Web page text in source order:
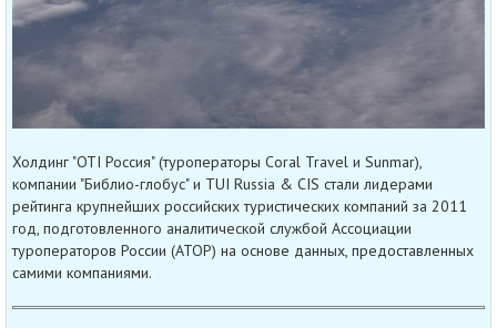
Холдинг "OTI Россия" (туроператоры Coral Travel и Sunmar),
компании "Библио-глобус" и TUI Russia & CIS стали лидерами
рейтинга крупнейших российских туристических компаний за 2011
год, подготовленного аналитической службой Ассоциации
туроператоров России (АТОР) на основе данных, предоставленных
самими компаниями.